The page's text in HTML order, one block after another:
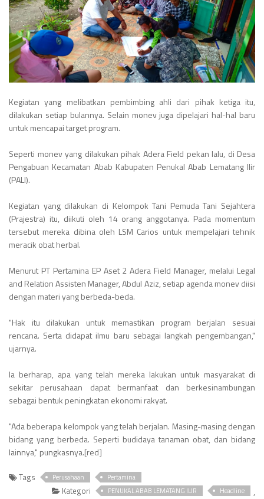
Kegiatan yang melibatkan pembimbing ahli dari pihak ketiga itu,
dilakukan setiap bulannya. Selain monev juga dipelajari hal-hal baru
untuk mencapai target program.
Seperti monev yang dilakukan pihak Adera Field pekan lalu, di Desa
Pengabuan Kecamatan Abab Kabupaten Penukal Abab Lematang Ilir
(PALI).
Kegiatan yang dilakukan di Kelompok Tani Pemuda Tani Sejahtera
(Prajestra) itu, diikuti oleh 14 orang anggotanya. Pada momentum
tersebut mereka dibina oleh LSM Carios untuk mempelajari tehnik
meracik obat herbal.
Menurut PT Pertamina EP Aset 2 Adera Field Manager, melalui Legal
and Relation Assisten Manager, Abdul Aziz, setiap agenda monev diisi
dengan materi yang berbeda-beda.
"Hak itu dilakukan untuk memastikan program berjalan sesuai
rencana. Serta didapat ilmu baru sebagai langkah pengembangan,"
ujarnya.
Ia berharap, apa yang telah mereka lakukan untuk masyarakat di
sekitar perusahaan dapat bermanfaat dan berkesinambungan
sebagai bentuk peningkatan ekonomi rakyat.
"Ada beberapa kelompok yang telah berjalan. Masing-masing dengan
bidang yang berbeda. Seperti budidaya tanaman obat, dan bidang
lainnya," pungkasnya.[red]
Tags Perusahaan Pertamina
Kategori PENUKAL ABAB LEMATANG ILIR ,
Headline